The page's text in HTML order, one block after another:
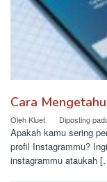
Cara
Oleh Kluet Diposting
Apakah kamu sering
profil Instagrammu?
instagrammu ataukah